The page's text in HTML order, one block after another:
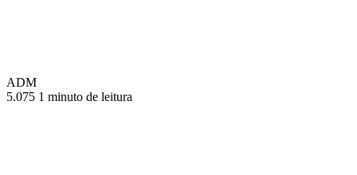
ADM
5.075 1 minuto de leitura